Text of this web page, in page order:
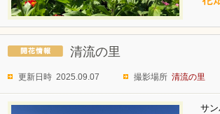
清流の里
更新日時 2025.09.07 撮影場所 清流の里
サ